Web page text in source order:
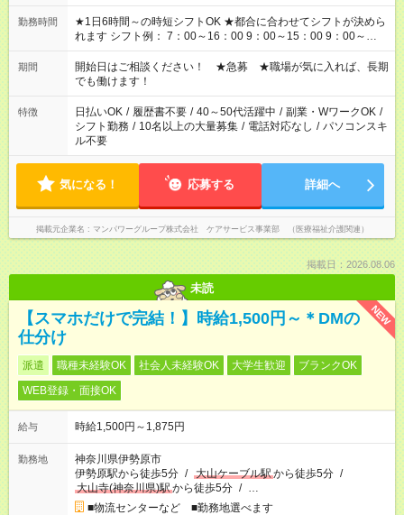
勤務時間
★1日6時間～の時短シフトOK ★都合に合わせてシフトが決めら
れます シフト例： 7：00～16：00 9：00～15：00 9：00～
18：00 11：00～20：00 など ※Wワークの場合、他のお仕事と
合わせ週40時間超の就業はご案内できません ※法令に基づき、
週20時間以上勤務は社会保険への加入対象となります ※労働者
派遣法（日雇い派遣の原則禁止）により、短時間・短期間の就
業はご案内が難しい場合があります
期間
開始日はご相談ください！ ★急募 ★職場が気に入れば、長期
でも働けます！
特徴 日払いOK / 履歴書不要 / 40～50代活躍中 / 副業・WワークOK /
シフト勤務 / 10名以上の大量募集 / 電話対応なし / パソコンスキ
ル不要
気になる！ 応募する 詳細へ
掲載元企業名 マンパワーグループ株式会社 ケアサービス事業部 （医療福祉介護関連）
掲載日：2026.08.06
未読
NEW
【スマホだけで完結！】時給1,500円～＊DMの
仕分け
派遣 職種未経験OK 社会人未経験OK 大学生歓迎
ブランクOK
WEB登録・面接OK
給与 時給1,500円～1,875円
勤務地
神奈川県伊勢原市
伊勢原駅から徒歩5分 / 大山ケーブル駅から徒歩5分 /
大山寺(神奈川県)駅から徒歩5分 / …
■物流センターなど ■勤務地選べます